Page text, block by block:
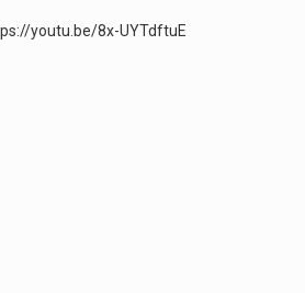
youtu.be/8x-UYTdftuE